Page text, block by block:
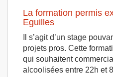
La formation permis
Eguilles
Il s’agit d’un stage
projets pros. Cette
qui souhaitent
alcoolisées entre 22h et